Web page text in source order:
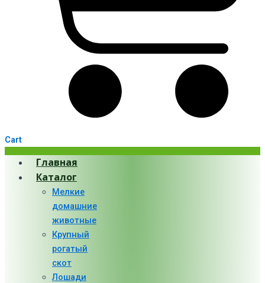
Cart
Главная
Каталог
Мелкие
домашние
животные
Крупный
рогатый
скот
Лошади